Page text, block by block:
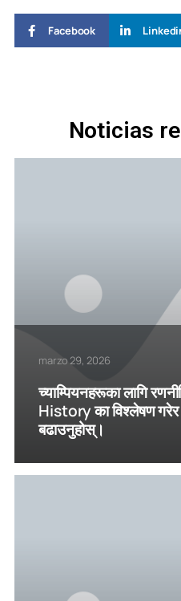
Facebook
Noticias
marzo 29, 2026
च्याम्पियनहरूका लागि
History का विश्लेषण गरेर
बढाउनुहोस्।